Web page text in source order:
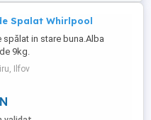
Spalat Whirlpool
spălat in stare buna.Alba
9kg.
Ilfov